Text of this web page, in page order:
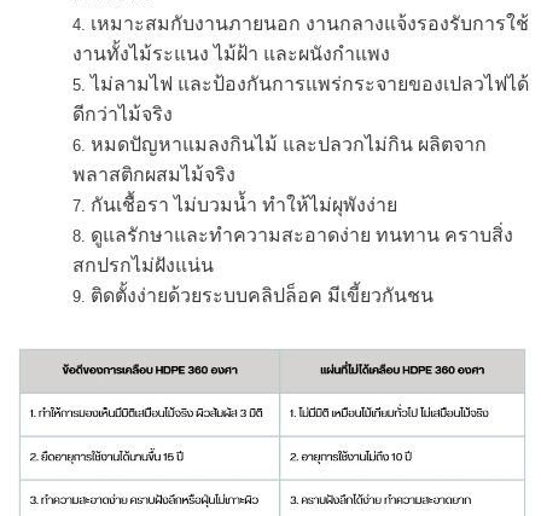
เหมาะสมกับงานภายนอก งานกลางแจ้งรองรับการใช้
งานทั้งไม้ระแนง ไม้ฝ้า และผนังกำแพง
ไม่ลามไฟ และป้องกันการแพร่กระจายของเปลวไฟได้
ดีกว่าไม้จริง
หมดปัญหาแมลงกินไม้ และปลวกไม่กิน ผลิตจาก
พลาสติกผสมไม้จริง
กันเชื้อรา ไม่บวมน้ำ ทำให้ไม่ผุพังง่าย
ดูแลรักษาและทำความสะอาดง่าย ทนทาน คราบสิ่ง
สกปรกไม่ฝังแน่น
ติดตั้งง่ายด้วยระบบคลิปล็อค มีเขี้ยวกันชน